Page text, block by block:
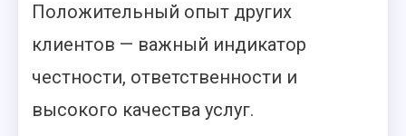
Положительный опыт других
клиентов — важный индикатор
честности, ответственности и
высокого качества услуг.